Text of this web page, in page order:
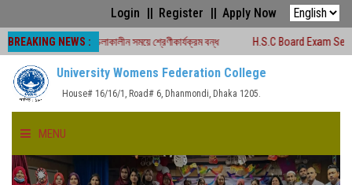
Login Register Apply Now
BREAKING NEWS :
-২০২৬ চলাকালীন সময়ে শ্রেণীকার্যক্রম বন্ধ H.S.C Board Exam Seat Plan (
University Womens Federation College
House# 16/16/1, Road# 6, Dhanmondi, Dhaka 1205.
MENU
HOME